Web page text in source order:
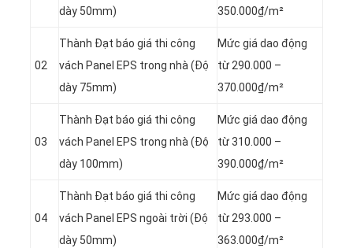
dày 50mm)
350.000₫/m²
02
Thành Đạt báo giá thi công
vách Panel EPS trong nhà (Độ
dày 75mm)
Mức giá dao động
từ 290.000 –
370.000₫/m²
03
Thành Đạt báo giá thi công
vách Panel EPS trong nhà (Độ
dày 100mm)
Mức giá dao động
từ 310.000 –
390.000₫/m²
04
Thành Đạt báo giá thi công
vách Panel EPS ngoài trời (Độ
dày 50mm)
Mức giá dao động
từ 293.000 –
363.000₫/m²